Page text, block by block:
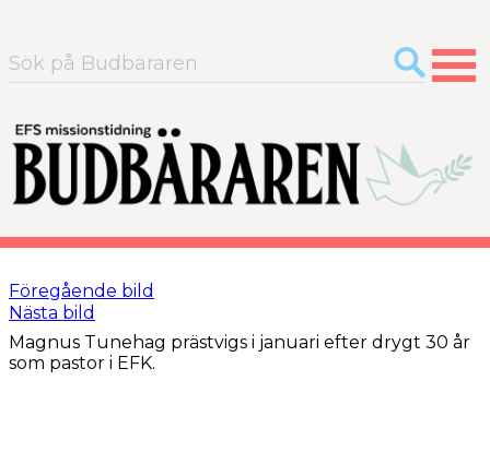
Sök
efter:
Föregående bild
Nästa bild
Magnus Tunehag prästvigs i januari efter drygt 30 år
som pastor i EFK.